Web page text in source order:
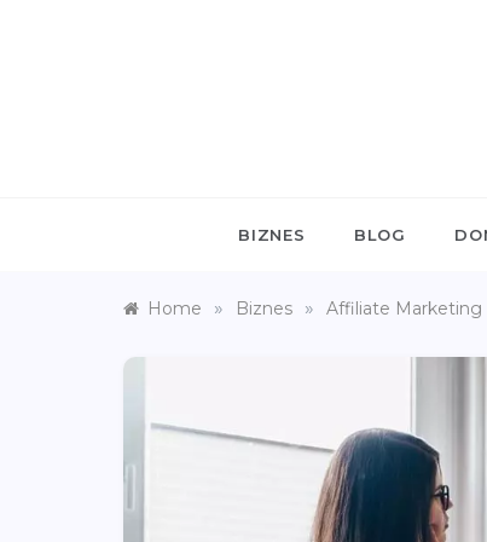
BIZNES BLOG
Home » Biznes » Affiliate Marketing